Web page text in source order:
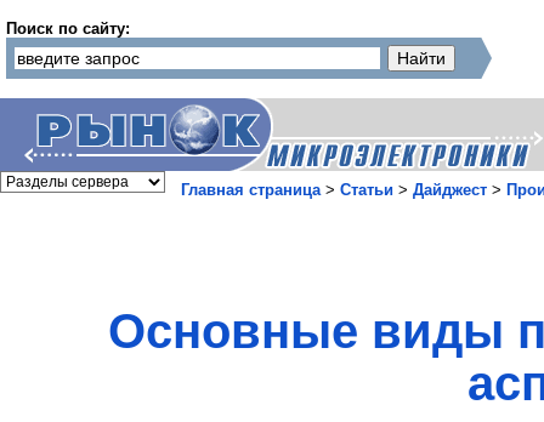
Поиск по сайту:
Главная страница> Статьи > Дайджест >
Основные виды